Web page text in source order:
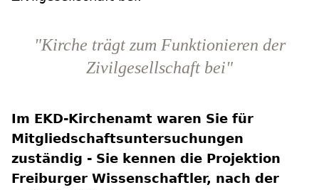
"Kirche trägt zum Funktionieren der
Zivilgesellschaft bei"
Im EKD-Kirchenamt waren Sie für
Mitgliedschaftsuntersuchungen
zuständig - Sie kennen die Projektion
Freiburger Wissenschaftler, nach der